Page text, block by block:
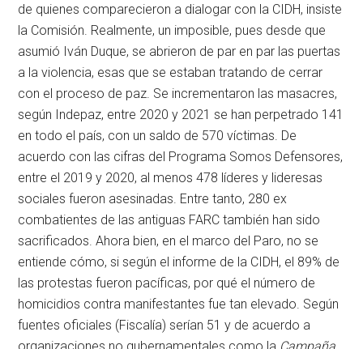
de quienes comparecieron a dialogar con la CIDH, insiste
la Comisión. Realmente, un imposible, pues desde que
asumió Iván Duque, se abrieron de par en par las puertas
a la violencia, esas que se estaban tratando de cerrar
con el proceso de paz. Se incrementaron las masacres,
según Indepaz, entre 2020 y 2021 se han perpetrado 141
en todo el país, con un saldo de 570 víctimas. De
acuerdo con las cifras del Programa Somos Defensores,
entre el 2019 y 2020, al menos 478 líderes y lideresas
sociales fueron asesinadas. Entre tanto, 280 ex
combatientes de las antiguas FARC también han sido
sacrificados. Ahora bien, en el marco del Paro, no se
entiende cómo, si según el informe de la CIDH, el 89% de
las protestas fueron pacíficas, por qué el número de
homicidios contra manifestantes fue tan elevado. Según
fuentes oficiales (Fiscalía) serían 51 y de acuerdo a
organizaciones no gubernamentales como la Campaña